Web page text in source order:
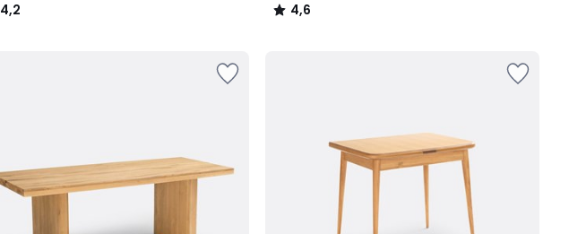
4,2 4,6
/